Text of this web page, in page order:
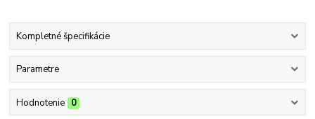
Kompletné špecifikácie
Parametre
Hodnotenie 0